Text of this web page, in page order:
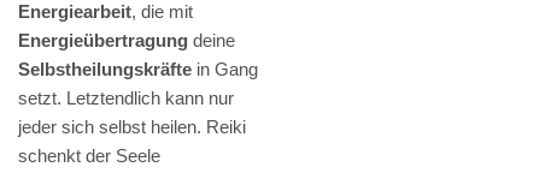
Energiearbeit, die mit
Energieübertragung deine
Selbstheilungskräfte in Gang
setzt. Letztendlich kann nur
jeder sich selbst heilen. Reiki
schenkt der Seele